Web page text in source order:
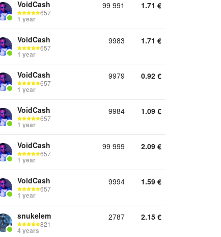
VoidCash
657
1 year
99 991 1.71 €
VoidCash
657
1 year
9983 1.71 €
VoidCash
657
1 year
9979 0.92 €
VoidCash
657
1 year
9984 1.09 €
VoidCash
657
1 year
99 999 2.09 €
VoidCash
657
1 year
9994 1.59 €
snukelem
821
4 years
2787 2.15 €